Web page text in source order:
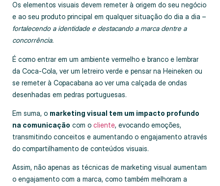
Os elementos visuais devem remeter à origem do seu negócio
e ao seu produto principal em qualquer situação do dia a dia –
fortalecendo a identidade e destacando a marca dentre a
concorrência.
É como entrar em um ambiente vermelho e branco e lembrar
da Coca-Cola, ver um letreiro verde e pensar na Heineken ou
se remeter à Copacabana ao ver uma calçada de ondas
desenhadas em pedras portuguesas.
Em suma, o marketing visual tem um impacto profundo
na comunicação com o cliente, evocando emoções,
transmitindo conceitos e aumentando o engajamento através
do compartilhamento de conteúdos visuais.
Assim, não apenas as técnicas de marketing visual aumentam
o engajamento com a marca, como também melhoram a